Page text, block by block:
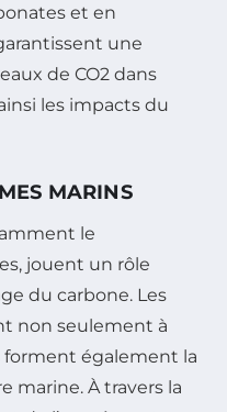
et en
une
de CO2 dans
les impacts du
MARINS
le
jouent un rôle
du carbone. Les
non seulement à
forment également la
marine. À travers la